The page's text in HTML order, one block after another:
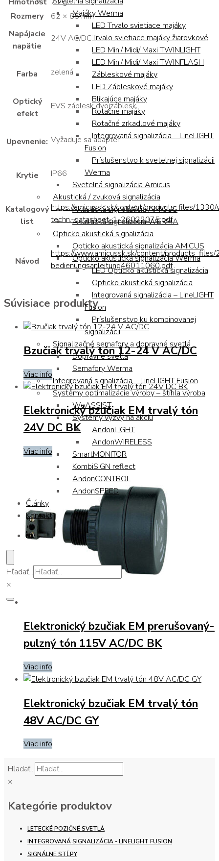
Majáky Werma
LED Trvalo svietiace majáky
Trvalo svietiace majáky žiarovkové
LED Mini/ Midi/ Maxi TWINLIGHT
LED Mini/ Midi/ Maxi TWINFLASH
Zábleskové majáky
LED Zábleskové majáky
Blikajúce majáky
Rotačné majáky
Rotačné zrkadlové majáky
Integrovaná signalizácia – LineLIGHT
Fusion
Príslušenstvo k svetelnej signalizácii
Werma
Svetelná signalizácia Amicus
Akustická / zvuková signalizácia
Akustická signalizácia AMICUS
Akustická signalizácia WERMA
Opticko akustická signalizácia
Opticko akustická signalizácia AMICUS
Opticko akustická signalizácia Werma
LED Opticko akustická signalizácia
Opticko akustická signalizácia
Integrovaná signalizácia – LineLIGHT
Fusion
Príslušenstvo ku kombinovanej
signalizácii
Signalizačné semafory a dopravné svetlá
Dopravné svetlá
Semafory Werma
Integrovaná signalizácia – LineLIGHT Fusion
Systémy optimalizácie výroby – štíhla výroba
WeASSIST
Systémy výzvy na akciu
AndonLIGHT
AndonWIRELESS
SmartMONITOR
KombiSIGN reflect
AndonCONTROL
AndonSPEED
Články
Kontakt
Hľadať...
×
Rozmery
62 × 85 mm
Napájacie
napätie
24V AC/DC
Farba zelená
Optický
efekt
EVS záblesk dvojzáblesk
Upevnenie: Vyžaduje sa adaptér
Krytie IP66
Katalogový
list
https://amicussk.sk/content/products_files/
techn.-datasheet-1-26022075.pdf
Návod
https://www.amicussk.sk/content/
bedienungsanleitung46011060.pdf
Súvisiace produkty
Bzučiak trvalý tón 12-24 V AC/DC
Viac info
Elektronický bzučiak EM trvalý tón
24V DC BK
Viac info
Elektronický bzučiak EM prerušovaný-
pulzný tón 115V AC/DC BK
Viac info
Elektronický bzučiak EM trvalý tón
48V AC/DC GY
Viac info
Hľadať...
×
Kategórie produktov
LETECKÉ POZIČNÉ SVETLÁ
INTEGROVANÁ SIGNALIZÁCIA - LINELIGHT FUSION
SIGNÁLNE STĹPY